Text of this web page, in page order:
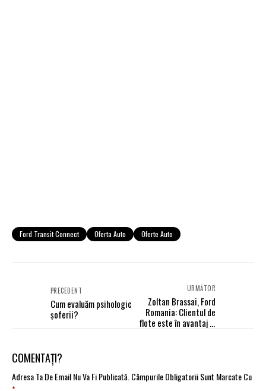
Ford Transit Connect Oferta Auto Oferte Auto
PRECEDENT
Cum evaluăm psihologic
şoferii?
URMĂTOR
Zoltan Brassai, Ford
Romania: Clientul de
flote este în avantaj şi
COMENTAȚI?
Adresa Ta De Email Nu Va Fi Publicată.Câmpurile Obligatorii Sunt Marcate Cu